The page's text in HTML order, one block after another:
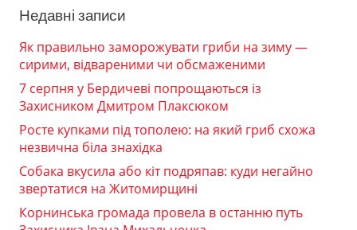
Недавні записи
Як правильно заморожувати гриби на зиму —
сирими, відвареними чи обсмаженими
7 серпня у Бердичеві попрощаються із
Захисником Дмитром Плаксюком
Росте купками під тополею: на який гриб схожа
незвична біла знахідка
Собака вкусила або кіт подряпав: куди негайно
звертатися на Житомирщині
Корнинська громада провела в останню путь